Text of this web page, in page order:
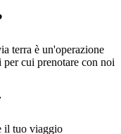
terra è un'operazione
cui prenotare con noi
il tuo viaggio